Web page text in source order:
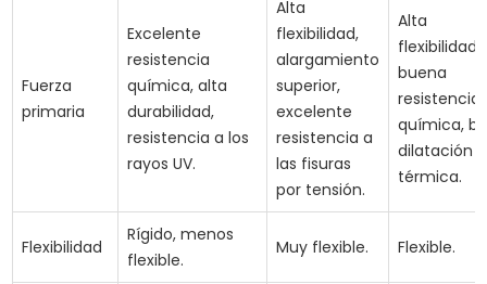
Fuerza
primaria
Excelente
resistencia
química, alta
durabilidad,
resistencia a los
rayos UV.
Alta
flexibilidad,
alargamiento
superior,
excelente
resistencia a
las fisuras
por tensión.
Alta
flexibilidad,
buena
resistencia
química,
dilatación
térmica.
Flexibilidad
Rígido, menos
flexible.
Muy flexible. Flexible.